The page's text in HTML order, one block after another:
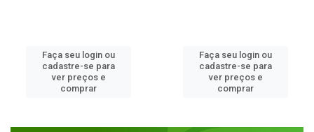
Faça seu login ou
cadastre-se para
ver preços e
comprar
Faça seu login ou
cadastre-se para
ver preços e
comprar